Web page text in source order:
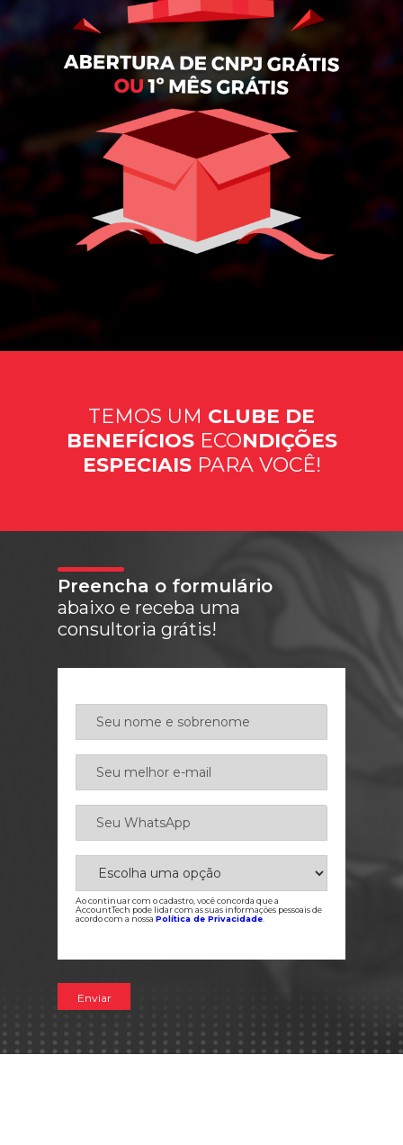
TEMOS UM CLUBE DE
BENEFÍCIOSECONDIÇÕES
ESPECIAIS PARA VOCÊ!
Preencha o formulário
abaixo e receba uma
consultoria grátis!
Ao continuar com o cadastro, você concorda que a
AccountTech pode lidar com as suas informações pessoais de
acordo com a nossa Política de Privacidade